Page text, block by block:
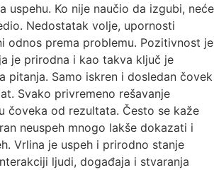
uspehu. Ko nije naučio da izgubi, neće
Nedostatak volje, upornosti
odnos prema problemu. Pozitivnost je
je prirodna i kao takva ključ je
pitanja. Samo iskren i dosledan čovek
Svako privremeno rešavanje
čoveka od rezultata. Često se kaže
neuspeh mnogo lakše dokazati i
Vrlina je uspeh i prirodno stanje
ljudi, događaja i stvaranja